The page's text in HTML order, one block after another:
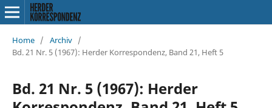
Home / Archiv /
Bd. 21 Nr. 5 (1967): Herder Korrespondenz, Band 21, Heft 5
Bd. 21 Nr. 5 (1967): Herder